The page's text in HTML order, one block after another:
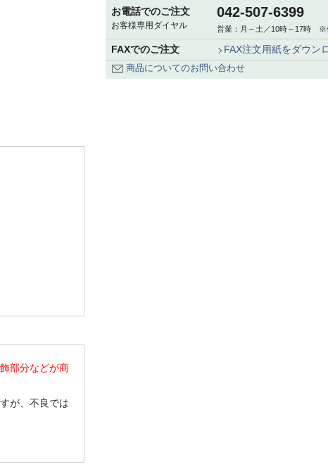
部分などが商
が、不良では
お電話でのご注文
お客様専用ダイヤル
042-507-6399
営業：月～土／10時～17時 ※
FAXでのご注文 FAX注文用紙をダウン
商品についてのお問い合わせ